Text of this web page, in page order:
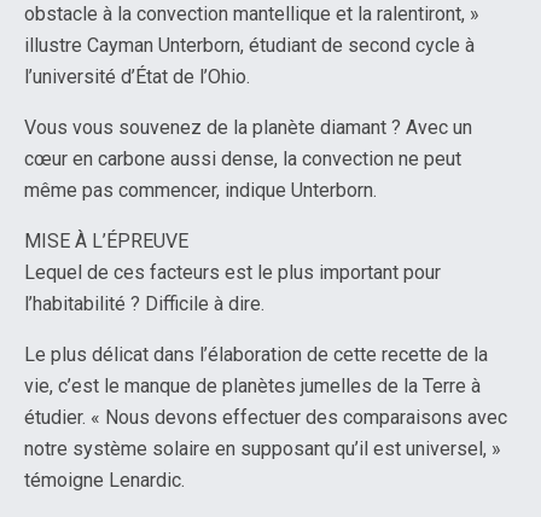
obstacle à la convection mantellique et la ralentiront, »
illustre Cayman Unterborn, étudiant de second cycle à
l’université d’État de l’Ohio.
Vous vous souvenez de la planète diamant ? Avec un
cœur en carbone aussi dense, la convection ne peut
même pas commencer, indique Unterborn.
MISE À L’ÉPREUVE
Lequel de ces facteurs est le plus important pour
l’habitabilité ? Difficile à dire.
Le plus délicat dans l’élaboration de cette recette de la
vie, c’est le manque de planètes jumelles de la Terre à
étudier. « Nous devons effectuer des comparaisons avec
notre système solaire en supposant qu’il est universel, »
témoigne Lenardic.